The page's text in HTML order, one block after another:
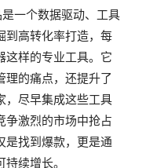
一个数据驱动、工具
到高转化率打造，每
这样的专业工具。它
理的痛点，还提升了
，尽早集成这些工具
争激烈的市场中抢占
是找到爆款，更是通
续增长。